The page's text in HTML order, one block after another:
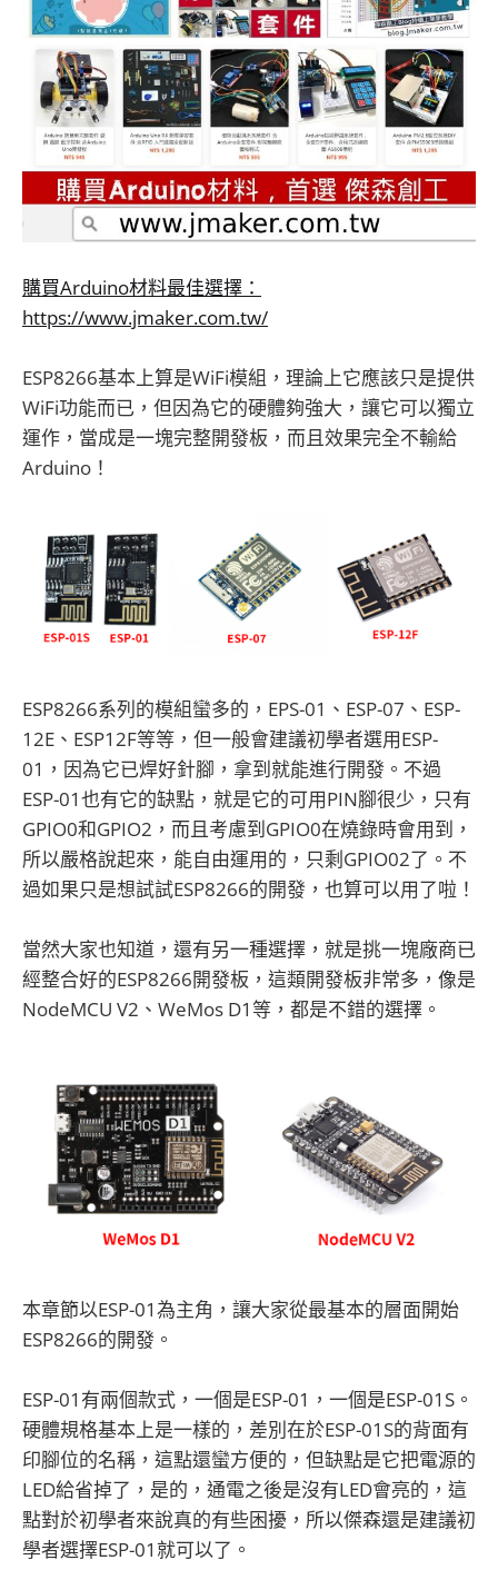
購買Arduino材料最佳選擇：
https://www.jmaker.com.tw/
ESP8266基本上算是WiFi模組，理論上它應該只是提供
WiFi功能而已，但因為它的硬體夠強大，讓它可以獨立
運作，當成是一塊完整開發板，而且效果完全不輸給
Arduino！
ESP8266系列的模組蠻多的，EPS-01、ESP-07、ESP-
12E、ESP12F等等，但一般會建議初學者選用ESP-
01，因為它已焊好針腳，拿到就能進行開發。不過
ESP-01也有它的缺點，就是它的可用PIN腳很少，只有
GPIO0和GPIO2，而且考慮到GPIO0在燒錄時會用到，
所以嚴格說起來，能自由運用的，只剩GPIO02了。不
過如果只是想試試ESP8266的開發，也算可以用了啦！
當然大家也知道，還有另一種選擇，就是挑一塊廠商已
經整合好的ESP8266開發板，這類開發板非常多，像是
NodeMCU V2、WeMos D1等，都是不錯的選擇。
本章節以ESP-01為主角，讓大家從最基本的層面開始
ESP8266的開發。
ESP-01有兩個款式，一個是ESP-01，一個是ESP-01S。
硬體規格基本上是一樣的，差別在於ESP-01S的背面有
印腳位的名稱，這點還蠻方便的，但缺點是它把電源的
LED給省掉了，是的，通電之後是沒有LED會亮的，這
點對於初學者來說真的有些困擾，所以傑森還是建議初
學者選擇ESP-01就可以了。